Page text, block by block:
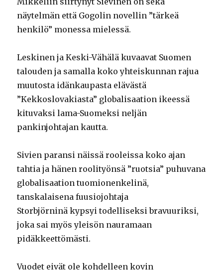
näytelmän että Gogolin novellin ”tärkeä
henkilö” monessa mielessä.
Leskinen ja Keski-Vähälä kuvaavat Suomen
talouden ja samalla koko yhteiskunnan rajua
muutosta idänkaupasta elävästä
”Kekkoslovakiasta” globalisaation ikeessä
kituvaksi lama-Suomeksi neljän
pankinjohtajan kautta.
Sivien paransi näissä rooleissa koko ajan
tahtia ja hänen roolityönsä ”ruotsia” puhuvana
globalisaation tuomionenkelinä,
tanskalaisena fuusiojohtaja
Storbjörninä kypsyi todelliseksi bravuuriksi,
joka sai myös yleisön nauramaan
pidäkkeettömästi.
Vuodet eivät ole kohdelleen kovin